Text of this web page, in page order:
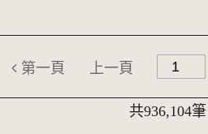
第一頁 上一頁
共936,104筆